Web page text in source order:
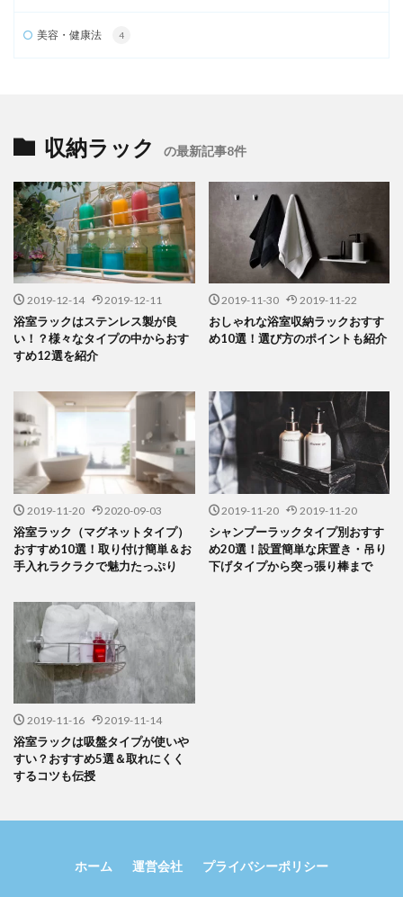
美容・健康法 4
収納ラック の最新記事8件
2019-12-14 2019-12-11
浴室ラックはステンレス製が良
い！？様々なタイプの中からおす
すめ12選を紹介
2019-11-30 2019-11-22
おしゃれな浴室収納ラックおすす
め10選！選び方のポイントも紹介
2019-11-20 2020-09-03
浴室ラック（マグネットタイプ）
おすすめ10選！取り付け簡単＆お
手入れラクラクで魅力たっぷり
2019-11-20 2019-11-20
シャンプーラックタイプ別おすす
め20選！設置簡単な床置き・吊り
下げタイプから突っ張り棒まで
2019-11-16 2019-11-14
浴室ラックは吸盤タイプが使いや
すい？おすすめ5選＆取れにくく
するコツも伝授
ホーム 運営会社 プライバシーポリシー